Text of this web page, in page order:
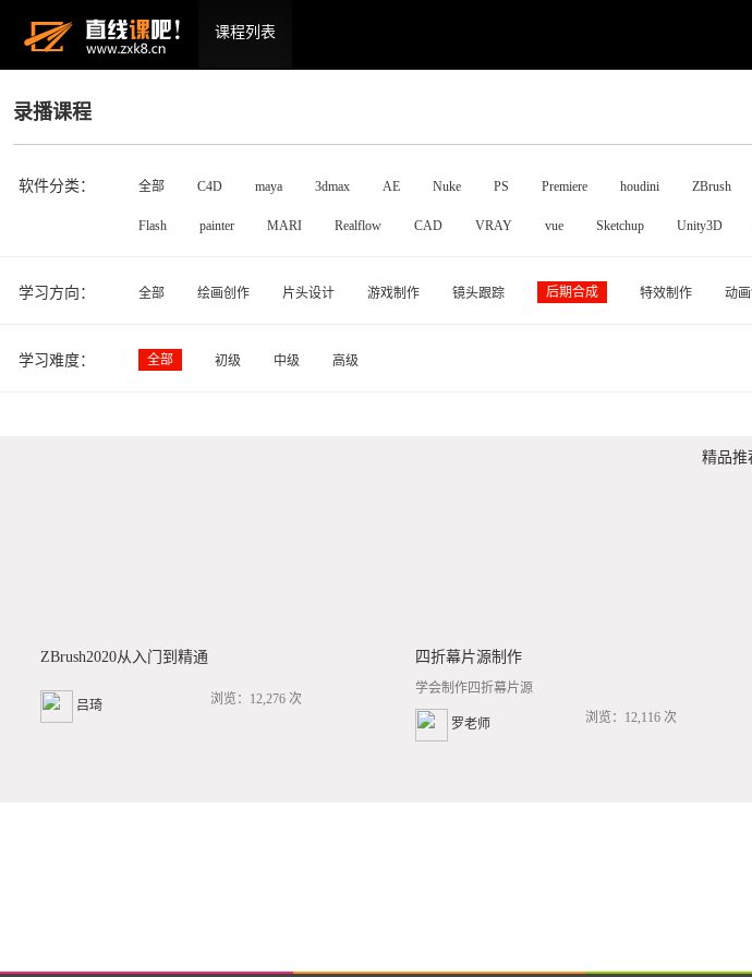
课程列表
录播课程
软件分类： 全部 C4D maya 3dmax AE Nuke PS Premiere houdini ZBrush
Flash painter MARI Realflow CAD VRAY vue Sketchup Unity3D
学习方向： 全部 绘画创作 片头设计 游戏制作 镜头跟踪 后期合成 特效制作 动
学习难度： 全部 初级 中级 高级
精品推
ZBrush2020从入门到精通
吕琦 浏览：12,276 次
四折幕片源制作
学会制作四折幕片源
罗老师 浏览：12,116 次